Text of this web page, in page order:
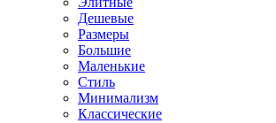
Дешевые
Размеры
Большие
Маленькие
Стиль
Минимализм
Классические